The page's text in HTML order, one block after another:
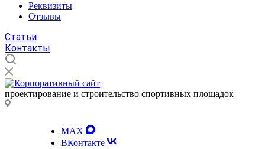
Реквизиты
Отзывы
Статьи
Контакты
проектирование и строительство спортивных площадок
MAX
ВКонтакте